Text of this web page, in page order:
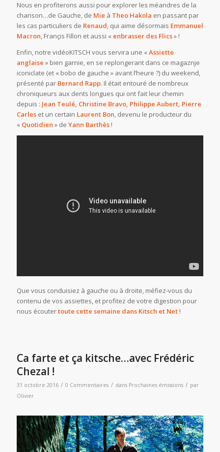
Nous en profiterons aussi pour explorer les méandres de la
chanson…de Gauche, de Mie à Theo Hakola en passant par
les cas particuliers de Renaud, qui aime désormais Emmanuel
Macron, Françis Fillon et aussi « enbrasser des Flics» !
Enfin, notre vidéoKITSCH vous servira une «Assiette
anglaise » bien garnie, en se replongerant dans ce magaznje
iconiclate (et « bobo de gauche » avant l’heure ?) du weekend,
présenté par Bernard Rapp. Il était entouré de nombreux
chroniqueurs aux dents longues qui ont fait leur chemin
depuis : Jean Teulé, Christine Bravo, Philippe Aubert, Pierre
Carleset un certain Laurent Bon , devenu le producteur du
« Quotidien » de Yann Barthès!
Que vous conduisiez à gauche ou à droite, méfiez-vous du
contenu de vos assiettes, et profitez de votre digestion pour
nous écoutertoute cette semaine dans Kitsch et Net!
Ca farte et ça kitsche…avec Frédéric
Chezal !
31 octobre 2016 / 0 Commentaires / dans Prochaines émissions / par
Olivier